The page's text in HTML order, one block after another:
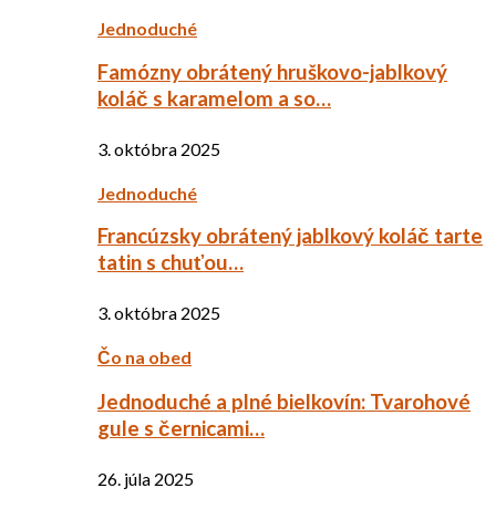
Jednoduché
Famózny obrátený hruškovo-jablkový
koláč s karamelom a so…
3. októbra 2025
Jednoduché
Francúzsky obrátený jablkový koláč tarte
tatin s chuťou…
3. októbra 2025
Čo na obed
Jednoduché a plné bielkovín: Tvarohové
gule s černicami…
26. júla 2025